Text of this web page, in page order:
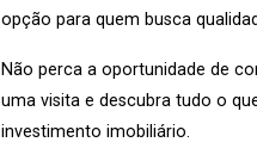
opção para quem busca
Não perca a oportunidade de
uma visita e descubra tudo o
investimento imobiliário.